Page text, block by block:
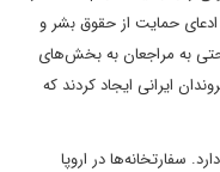
حمایت از حقوق بشر و
حتی به مراجعان به بخش‌های
ایرانی ایجاد کردند که
سفارتخانه‌ها در اروپا